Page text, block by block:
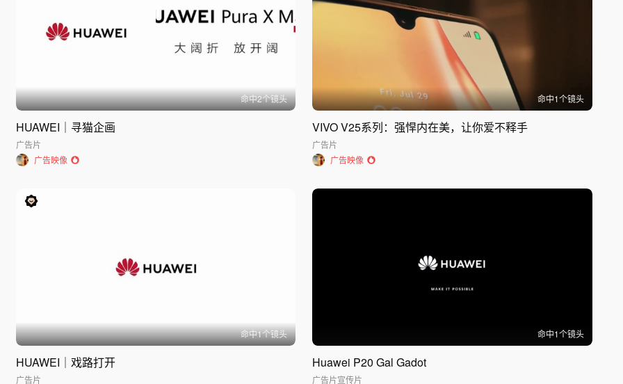
命中2个镜头
HUAWEI｜寻猫企画
广告片
广告映像
命中1个镜头
VIVO V25系列：强悍内在美，让你爱不释手
广告片
广告映像
命中1个镜头
HUAWEI｜戏路打开
广告片
命中1个镜头
Huawei P20 Gal Gadot
广告片宣传片